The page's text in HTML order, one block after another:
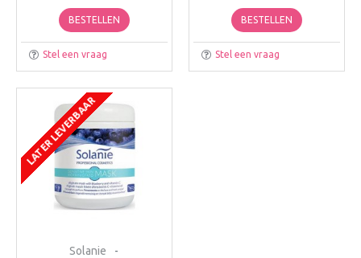
BESTELLEN
Stel een vraag
BESTELLEN
Stel een vraag
LATER LEVERBAAR
Solanie -